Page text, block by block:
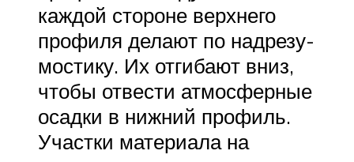
каждой стороне верхнего
профиля делают по надрезу-
мостику. Их отгибают вниз,
чтобы отвести атмосферные
осадки в нижний профиль.
Участки материала на